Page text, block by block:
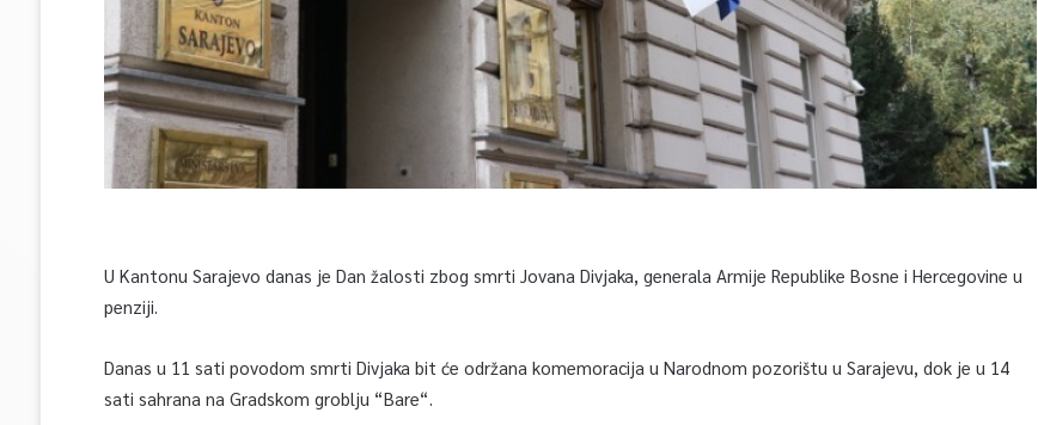
U Kantonu Sarajevo danas je Dan žalosti zbog smrti Jovana Divjaka, generala Armije Republike Bosne i Hercegovine u
penziji.
Danas u 11 sati povodom smrti Divjaka bit će održana komemoracija u Narodnom pozorištu u Sarajevu, dok je u 14
sati sahrana na Gradskom groblju “Bare“.